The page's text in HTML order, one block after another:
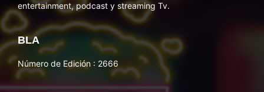
entertainment, podcast y streaming Tv.
BLA
Número de Edición : 2666